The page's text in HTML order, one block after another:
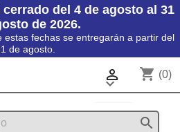
del 4 de agosto al 31
de 2026.
estas fechas se entregarán a partir del
de agosto.

shopping_cart (0)

search